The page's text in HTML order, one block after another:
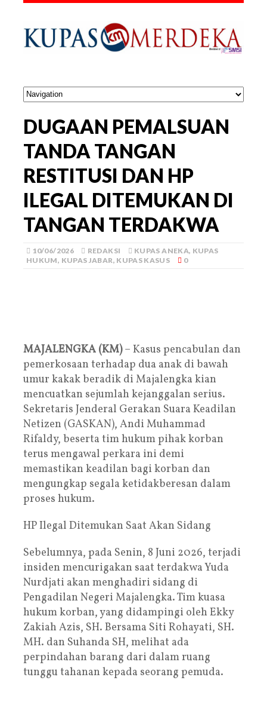
DUGAAN PEMALSUAN
TANDA TANGAN
RESTITUSI DAN HP
ILEGAL DITEMUKAN DI
TANGAN TERDAKWA
10/06/2026 REDAKSI KUPAS ANEKA, KUPAS
HUKUM, KUPAS JABAR, KUPAS KASUS 0
MAJALENGKA (KM)– Kasus pencabulan dan
pemerkosaan terhadap dua anak di bawah
umur kakak beradik di Majalengka kian
mencuatkan sejumlah kejanggalan serius.
Sekretaris Jenderal Gerakan Suara Keadilan
Netizen (GASKAN), Andi Muhammad
Rifaldy, beserta tim hukum pihak korban
terus mengawal perkara ini demi
memastikan keadilan bagi korban dan
mengungkap segala ketidakberesan dalam
proses hukum.
HP Ilegal Ditemukan Saat Akan Sidang
Sebelumnya, pada Senin, 8 Juni 2026, terjadi
insiden mencurigakan saat terdakwa Yuda
Nurdjati akan menghadiri sidang di
Pengadilan Negeri Majalengka. Tim kuasa
hukum korban, yang didampingi oleh Ekky
Zakiah Azis, SH. Bersama Siti Rohayati, SH.
MH. dan Suhanda SH, melihat ada
perpindahan barang dari dalam ruang
tunggu tahanan kepada seorang pemuda.